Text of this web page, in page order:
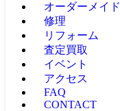
オーダーメイド
修理
リフォーム
査定買取
イベント
アクセス
FAQ
CONTACT